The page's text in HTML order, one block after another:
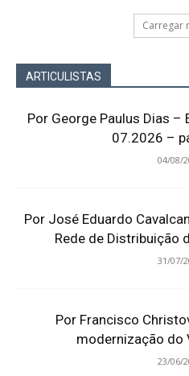
Carregar
ARTICULISTAS
Por George Paulus Dias –
07.2026 –
04/08/
Por José Eduardo
Rede de Distribuição
31/07/
Por Francisco
modernização do
23/06/